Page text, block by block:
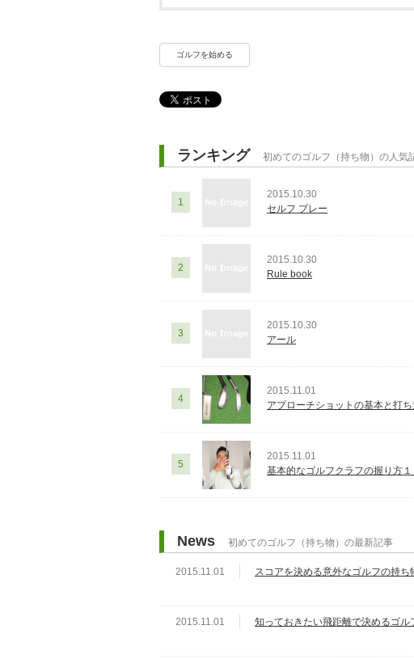
ゴルフを始める
ランキング 初めてのゴルフ（持ち物）の人気
1
2015.10.30
セルフ プレー
2
2015.10.30
Rule book
3
2015.10.30
アール
4
2015.11.01
アプローチショットの基本と打
5
2015.11.01
基本的なゴルフクラフの握り方１
News 初めてのゴルフ（持ち物）の最新記事
2015.11.01 スコアを決める意外なゴルフの持ち
2015.11.01 知っておきたい飛距離で決めるゴル